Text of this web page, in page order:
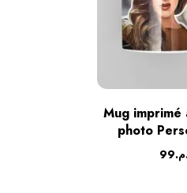
Mug imprimé
photo
99